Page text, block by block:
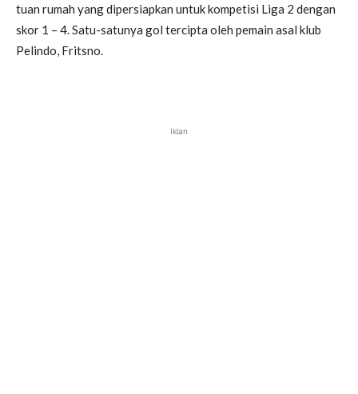
tuan rumah yang dipersiapkan untuk kompetisi Liga 2 dengan
skor 1 – 4. Satu-satunya gol tercipta oleh pemain asal klub
Pelindo, Fritsno.
Iklan